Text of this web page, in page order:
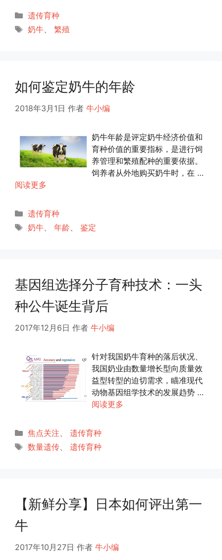
分
类
遗传育种
标
奶牛、 繁殖
如何鉴定奶牛的年龄
2018年3月1日 作者 牛小编
奶牛年龄是评定奶牛经济价值和
育种价值的重要指标，是进行饲
养管理和繁殖配种的重要依据。
饲养者从外地购买奶牛时，在 …
阅读更多
分
类
遗传育种
标
奶牛、 年龄 鉴定
基因组选择分子育种技术：一头
种公牛诞生背后
2017年12月6日 作者 牛小编
针对我国奶牛育种的落后状况、
我国奶业由数量增长型向质量效
益型转型的迫切需求，瞄准现代
动物基因组学技术的发展趋势 …
阅读更多
分
类
焦点关注
遗传育种
标
数量遗传、 遗传育种
【新鲜分享】日本如何评出第一
牛
2017年10月27日 作者 牛小编